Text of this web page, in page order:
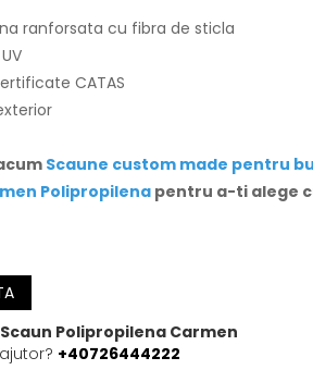
ranforsata cu fibra de sticla
CATAS
Scaune custom made pentru
Polipropilena pentru a-ti alege
Scaun Polipropilena Carmen
+40726444222